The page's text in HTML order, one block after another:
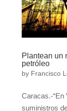
Plantean un
petróleo
by Francisco
Caracas.-“En
suministros